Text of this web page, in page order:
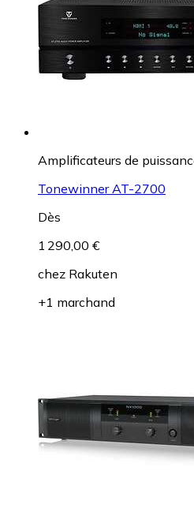
Amplificateurs de
Tonewinner AT-2700
Dès
1 290,00 €
chez Rakuten
+1 marchand